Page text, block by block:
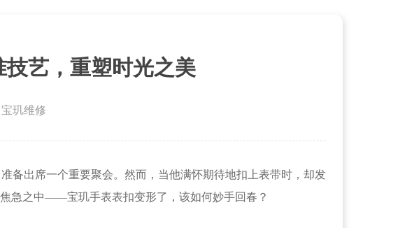
艺，重塑时光之美
玑维修
出席一个重要聚会。然而，当他满怀期待地扣上表带时，却发
急之中——宝玑手表表扣变形了，该如何妙手回春？